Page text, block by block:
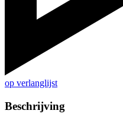
op verlanglijst
Beschrijving